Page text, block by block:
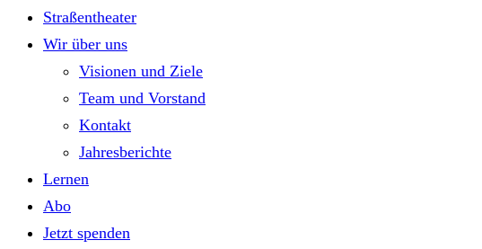
Straßentheater
Wir über uns
Visionen und Ziele
Team und Vorstand
Kontakt
Jahresberichte
Lernen
Abo
Jetzt spenden